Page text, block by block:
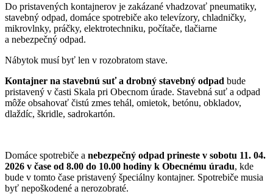
Do pristavených kontajnerov je zakázané vhadzovať pneumatiky,
stavebný odpad, domáce spotrebiče ako televízory, chladničky,
mikrovlnky, práčky, elektrotechniku, počítače, tlačiarne
a nebezpečný odpad.
Nábytok musí byť len v rozobratom stave.
Kontajner na stavebnú suť a drobný stavebný odpad bude
pristavený v časti Skala pri Obecnom úrade. Stavebná suť a odpad
môže obsahovať čistú zmes tehál, omietok, betónu, obkladov,
dlaždíc, škridle, sadrokartón.
Domáce spotrebiče a nebezpečný odpad prineste v sobotu 11. 04.
2026 v čase od 8.00 do 10.00 hodiny k Obecnému úradu, kde
bude v tomto čase pristavený špeciálny kontajner. Spotrebiče musia
byť nepoškodené a nerozobraté.